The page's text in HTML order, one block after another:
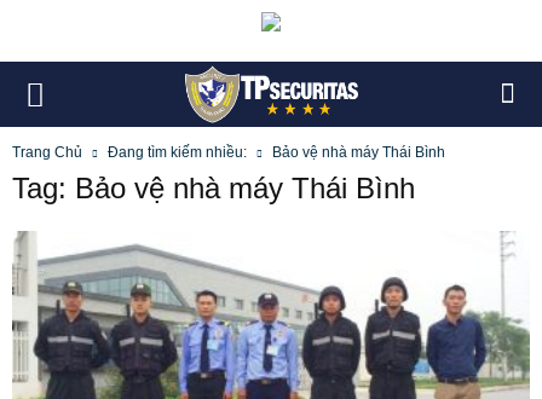
Trang Chủ Đang tìm kiếm nhiều: Bảo vệ nhà máy Thái Bình
Tag: Bảo vệ nhà máy Thái Bình